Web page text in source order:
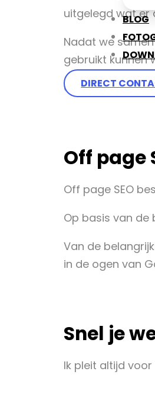
BLOG
DIRECT
uitgelegd wat er
Nadat we
gebruikt kunnen
Geen zin om
Off page
Off page SEO
Op basis van de
Van de
in de ogen van
Snel je
Ik pleit altijd